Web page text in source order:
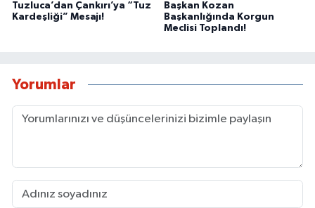
Tuzluca’dan Çankırı’ya “Tuz
Kardeşliği” Mesajı!
Başkan Kozan
Başkanlığında Korgun
Meclisi Toplandı!
Yorumlar